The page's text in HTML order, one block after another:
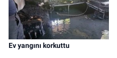
Ev yangını korkuttu